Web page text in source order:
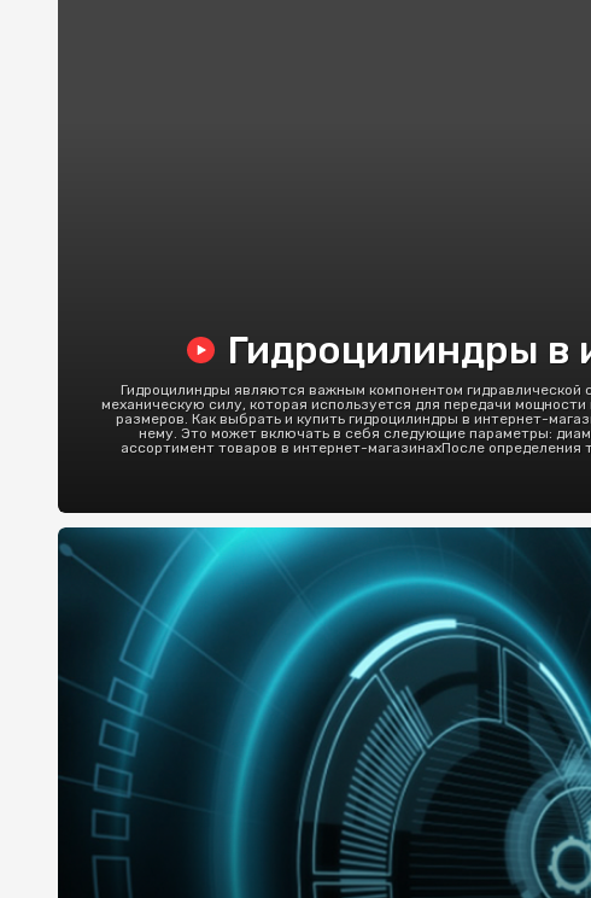
Гидроцилиндры в
Гидроцилиндры являются важным компонентом
механическую силу, которая используется для передачи
размеров. Как выбрать и купить гидроцилиндры в интернет-
нему. Это может включать в себя следующие параметры:
ассортимент товаров в интернет-магазинахПосле